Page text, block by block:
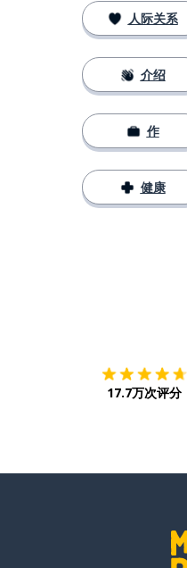
人际关系
介绍
作
健康
17.7万次评分